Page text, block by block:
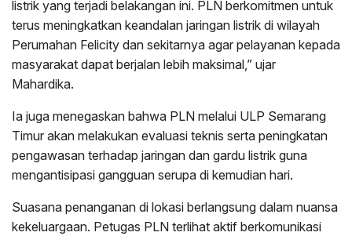
listrik yang terjadi belakangan ini. PLN berkomitmen untuk
terus meningkatkan keandalan jaringan listrik di wilayah
Perumahan Felicity dan sekitarnya agar pelayanan kepada
masyarakat dapat berjalan lebih maksimal,” ujar
Mahardika.
Ia juga menegaskan bahwa PLN melalui ULP Semarang
Timur akan melakukan evaluasi teknis serta peningkatan
pengawasan terhadap jaringan dan gardu listrik guna
mengantisipasi gangguan serupa di kemudian hari.
Suasana penanganan di lokasi berlangsung dalam nuansa
kekeluargaan. Petugas PLN terlihat aktif berkomunikasi